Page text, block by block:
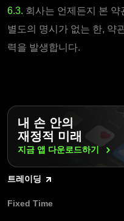
6.3. 회사는 언제든지 본
별도의 명시가 없는 한, 약
력을 발생합니다.
내 손 안의
재정적 미래
지금 앱 다운로드하기
트레이딩
Fixed Time